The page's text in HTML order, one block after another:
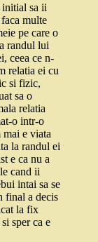
initial sa ii
multe
pe care o
randul lui
ceea ce n-
relatia ei cu
si fizic,
sa o
relatia
o intr-o
mai e viata
la randul ei
e ca nu a
cand ii
intai sa se
final a decis
la fix
sper ca e